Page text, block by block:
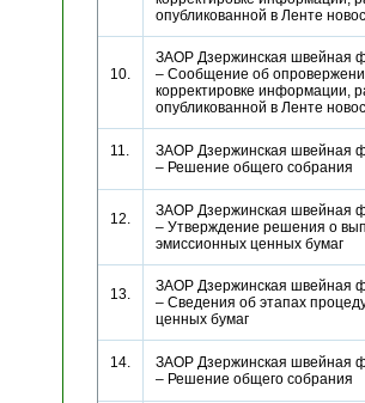
опубликованной в Ленте
10.
ЗАОР Дзержинская швейная
– Сообщение об
корректировке информации,
опубликованной в Ленте
11.
ЗАОР Дзержинская швейная
– Решение общего
12.
ЗАОР Дзержинская швейная
– Утверждение решения о
эмиссионных ценных бумаг
13.
ЗАОР Дзержинская швейная
– Сведения об этапах
ценных бумаг
14.
ЗАОР Дзержинская швейная
– Решение общего